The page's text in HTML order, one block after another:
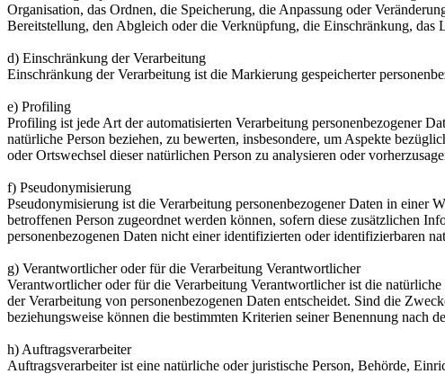
Organisation, das Ordnen, die Speicherung, die Anpassung oder
Bereitstellung, den Abgleich oder die Verknüpfung, die Einschränkung, das
d) Einschränkung der Verarbeitung
Einschränkung der Verarbeitung ist die Markierung gespeicherter
e) Profiling
Profiling ist jede Art der automatisierten Verarbeitung personenbezogener
natürliche Person beziehen, zu bewerten, insbesondere, um Aspekte
oder Ortswechsel dieser natürlichen Person zu analysieren oder
f) Pseudonymisierung
Pseudonymisierung ist die Verarbeitung personenbezogener Daten in einer
betroffenen Person zugeordnet werden können, sofern diese zusätzlichen
personenbezogenen Daten nicht einer identifizierten oder identifizierbaren
g) Verantwortlicher oder für die Verarbeitung Verantwortlicher
Verantwortlicher oder für die Verarbeitung Verantwortlicher ist die
der Verarbeitung von personenbezogenen Daten entscheidet. Sind die
beziehungsweise können die bestimmten Kriterien seiner Benennung nach
h) Auftragsverarbeiter
Auftragsverarbeiter ist eine natürliche oder juristische Person, Behörde,